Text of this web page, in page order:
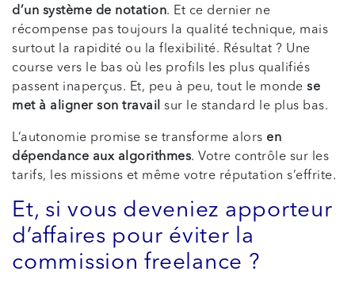
d’un système de notation. Et ce dernier ne
récompense pas toujours la qualité technique, mais
surtout la rapidité ou la flexibilité. Résultat ? Une
course vers le bas où les profils les plus qualifiés
passent inaperçus. Et, peu à peu, tout le monde se
met à aligner son travail sur le standard le plus bas.
L’autonomie promise se transforme alors en
dépendance aux algorithmes. Votre contrôle sur les
tarifs, les missions et même votre réputation s’effrite.
Et, si vous deveniez apporteur
d’affaires pour éviter la
commission freelance ?